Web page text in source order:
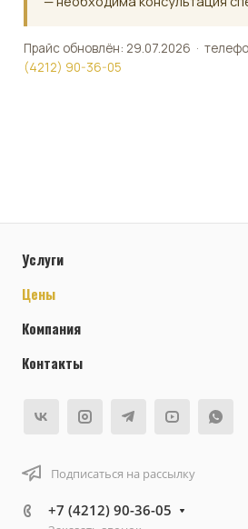
Прайс обновлён: 29.07.2026 ·
(4212) 90-36-05
Услуги
Цены
Компания
Контакты
Подписаться на рассылку
+7 (4212) 90-36-05